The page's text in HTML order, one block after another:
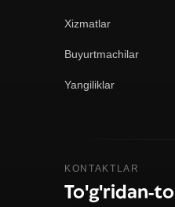
Xizmatlar
Buyurtmachilar
Yangiliklar
KONTAKTLAR
To'g'ridan-